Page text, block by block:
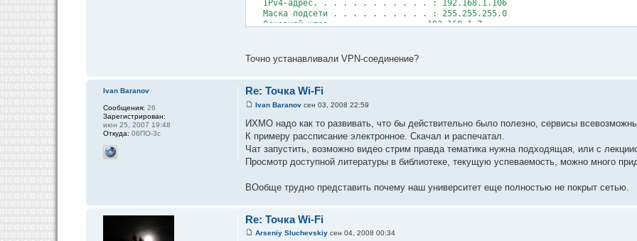
IPv4-адрес. . . . . . . . . . . . : 192.168.1.106
Маска подсети . . . . . . . . . . : 255.255.255.0
Основной шлюз. . . . . . . . . : 192.168.1.7
Точно устанавливали VPN-соединение?
Re: Точка Wi-Fi
Ivan Baranov сен 03, 2008 22:59
ИХМО надо как то развивать, что бы действительно было полезно, сервисы
К примеру рассписание электронное. Скачал и распечатал.
Чат запустить, возможно видео стрим правда тематика нужна подходящая, или с
Просмотр доступной литературы в библиотеке, текущую успеваемость, можно много
ВОобще трудно представить почему наш университет еще полностью не покрыт сетью.
Ivan Baranov
Сообщения: 26
Зарегистрирован:
июн 25, 2007 19:48
Откуда: 06ПО-3с
Re: Точка Wi-Fi
Arseniy Sluchevskiy сен 04, 2008 00:34